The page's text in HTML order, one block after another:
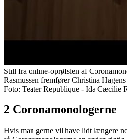
Still fra online-oprøfslen af
Rasmussen fremfører Christina
Foto: Teater Republique - Ida Cæcilie
2 Coronamonologerne
Hvis man gerne vil have lidt længere